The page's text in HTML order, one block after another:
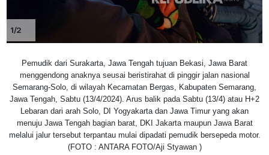
1/2
Pemudik dari Surakarta, Jawa Tengah tujuan Bekasi, Jawa Barat
menggendong anaknya seusai beristirahat di pinggir jalan nasional
Semarang-Solo, di wilayah Kecamatan Bergas, Kabupaten Semarang,
Jawa Tengah, Sabtu (13/4/2024). Arus balik pada Sabtu (13/4) atau H+2
Lebaran dari arah Solo, DI Yogyakarta dan Jawa Timur yang akan
menuju Jawa Tengah bagian barat, DKI Jakarta maupun Jawa Barat
melalui jalur tersebut terpantau mulai dipadati pemudik bersepeda motor.
(FOTO : ANTARA FOTO/Aji Styawan )